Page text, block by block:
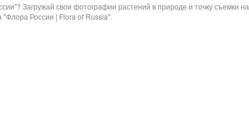
Загружай свои фотографии растений в природе и точку съемки на
"Флора России | Flora of Russia".